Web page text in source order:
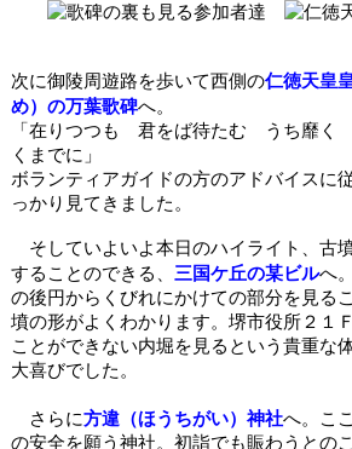
次に御陵周遊路を歩いて西側の仁徳天皇
め）の万葉歌碑へ。
「在りつつも 君をば待たむ うち靡
くまでに」
ボランティアガイドの方のアドバイスに
っかり見てきました。
そしていよいよ本日のハイライト、古
することのできる、 三国ケ丘の某ビルへ
の後円からくびれにかけての部分を見るこ
墳の形がよくわかります。 堺市役所２１
ことができない内堀を見るという貴重な
大喜びでした。
さらに方違（ほうちがい）神社へ。ここ
の安全を願う神社。初詣でも賑わうとのこ